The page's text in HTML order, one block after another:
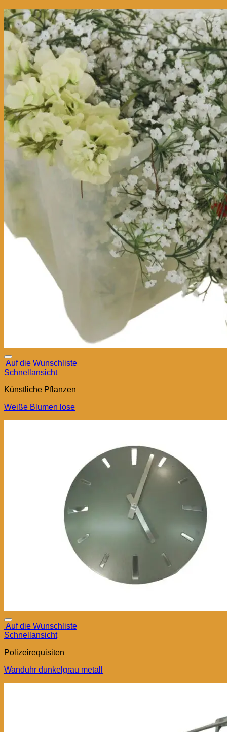
Auf die Wunschliste
Schnellansicht
Künstliche Pflanzen
Weiße Blumen lose
Auf die Wunschliste
Schnellansicht
Polizeirequisiten
Wanduhr dunkelgrau metall